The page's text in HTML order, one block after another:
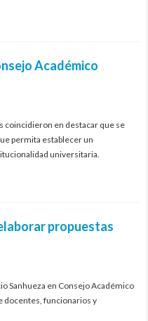
Académico
coincidieron en destacar que se
permita establecer un
universitaria.
propuestas
Sanhueza en Consejo Académico
docentes, funcionarios y